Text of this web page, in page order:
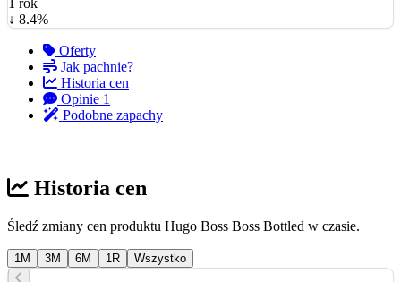
↓ 8.4%
Oferty
Jak pachnie?
Historia cen
Opinie 1
Podobne zapachy
Historia cen
Śledź zmiany cen produktu Hugo Boss Boss Bottled w czasie.
1M 3M 6M 1R Wszystko